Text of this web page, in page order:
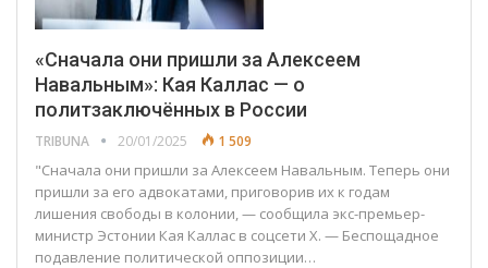
«Сначала они пришли за Алексеем
Навальным»: Кая Каллас — о
политзаключённых в России
TRIBUNA 20/01/2025 1 509
"Сначала они пришли за Алексеем Навальным. Теперь они
пришли за его адвокатами, приговорив их к годам
лишения свободы в колонии, — сообщила экс-премьер-
министр Эстонии Кая Каллас в соцсети X. — Беспощадное
подавление политической оппозиции…